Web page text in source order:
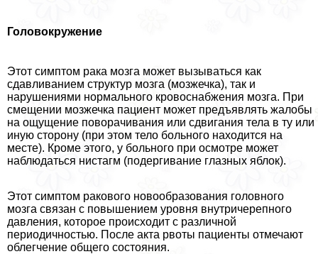
Головокружение
Этот симптом paка мозга может вызываться как
сдавливанием структур мозга (мозжечка), так и
нарушениями нормального кровоснабжения мозга. При
смещении мозжечка пациент может предъявлять жалобы
на ощущение поворачивания или сдвигания тела в ту или
иную сторону (при этом тело больного находится на
месте). Кроме этого, у больного при осмотре может
наблюдаться нистагм (подергивание глазных яблок).
Этот симптом paкового новообразования головного
мозга связан с повышением уровня внутричерепного
давления, которое происходит с различной
периодичностью. После акта рвоты пациенты отмечают
облегчение общего состояния.